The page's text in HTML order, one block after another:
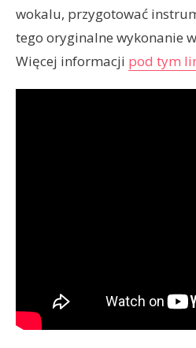
wokalu, przygotować
tego oryginalne wykonanie
Więcej informacji pod tym